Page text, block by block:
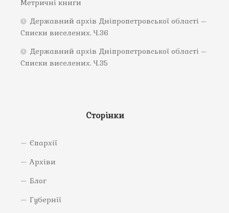
Метричні книги
Державний архів Дніпропетровської області –
Списки виселених. Ч.36
Державний архів Дніпропетровської області –
Списки виселених. Ч.35
Сторінки
Єпархії
Архіви
Блог
Губернії